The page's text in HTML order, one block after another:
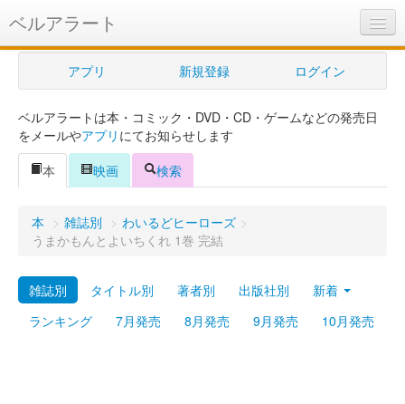
ベルアラート
ベルアラートとは
ヘルプ
新規登録
ログイン
購入管理
Myシェルフ
プレミアム
アプリ 新規登録 ログイン
ベルアラートは本・コミック・DVD・CD・ゲームなどの発売日
をメールやアプリ にてお知らせします
本
映画 検索
本 > 雑誌別 > わいるどヒーローズ >
うまかもんとよいちくれ 1巻 完結
雑誌別 タイトル別 著者別 出版社別
新着
ランキング
7月発売 8月発売 9月発売 10月発売